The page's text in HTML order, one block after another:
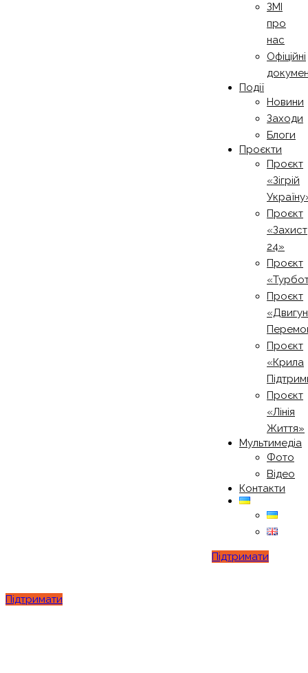
ЗМІ
про
нас
Офіційні
Події
Новини
Заходи
Блоги
Проєкти
Проєкт
«Зігрій
Проєкт
«Захист
24»
Проєкт
Проєкт
Проєкт
«Крила
Проєкт
«Лінія
Життя»
Мультимедіа
Фото
Відео
Контакти
Підтримати
Підтримати